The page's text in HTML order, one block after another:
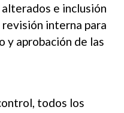
e inclusión
interna para
y aprobación de las
todos los